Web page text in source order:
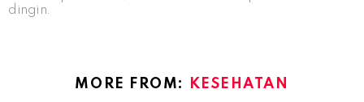
dingin.
MORE FROM: KESEHATAN